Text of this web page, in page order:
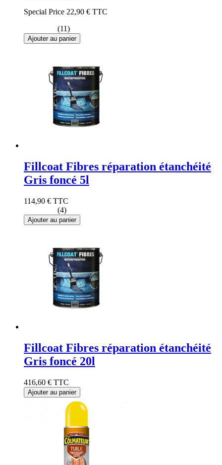
Special Price 22,90 € TTC
(11)
Ajouter au panier
Fillcoat Fibres réparation étanchéité
Gris foncé 5l
114,90 € TTC
(4)
Ajouter au panier
Fillcoat Fibres réparation étanchéité
Gris foncé 20l
416,60 € TTC
Ajouter au panier